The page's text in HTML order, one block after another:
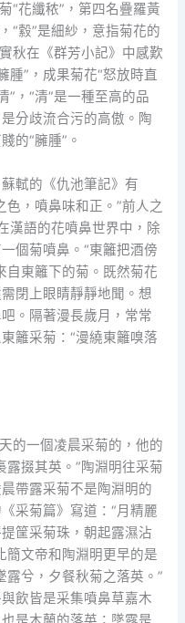
“花纖秾”，第四名疊羅黃
“縠”是細紗，意指菊花的
秋在《群芳小記》中感歎
腫”，成果菊花“怒放時直
”，“清”是一種至高的品
分歧流合污的高傲。陶
的“臃腫”。
軾的《仇池筆記》有
色，噴鼻味和正。”前人之
漢語的花噴鼻世界中，除
個菊噴鼻。“東籬把酒傍
自東籬下的菊。既然菊花
閉上眼睛靜靜地聞。想
。隔著漫長歲月，常常
籬采菊：“漫繞東籬嗅落
的一個凌晨采菊的，他的
露掇其英。”陶淵明往采菊
帶露采菊不是陶淵明的
采菊篇》寫道：“月精麗
筐采菊珠，朝起露濕沾
簡文帝和陶淵明更早的是
露兮，夕餐秋菊之落英。”
飲皆是采集噴鼻草嘉木